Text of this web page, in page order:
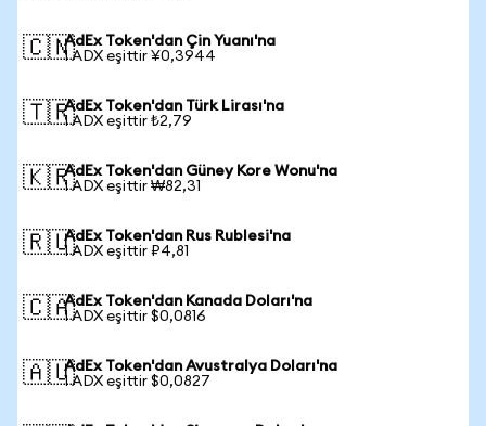
🇨🇳AdEx Token'dan Çin Yuanı'na
1 ADX eşittir ¥0,3944
🇹🇷AdEx Token'dan Türk Lirası'na
1 ADX eşittir ₺2,79
🇰🇷AdEx Token'dan Güney Kore Wonu'na
1 ADX eşittir ₩82,31
🇷🇺AdEx Token'dan Rus Rublesi'na
1 ADX eşittir ₽4,81
🇨🇦AdEx Token'dan Kanada Doları'na
1 ADX eşittir $0,0816
🇦🇺AdEx Token'dan Avustralya Doları'na
1 ADX eşittir $0,0827